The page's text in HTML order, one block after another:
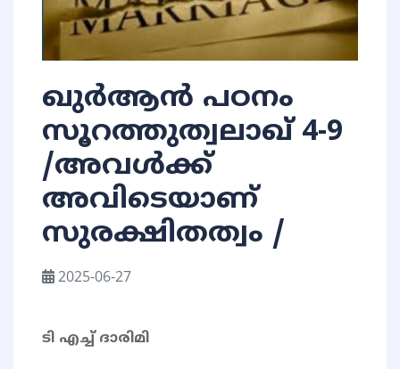
ഖുർആൻ പഠനം
സൂറത്തുത്വലാഖ് 4-9
/അവൾക്ക്
അവിടെയാണ്
സുരക്ഷിതത്വം /
2025-06-27
ടി എച്ച് ദാരിമി